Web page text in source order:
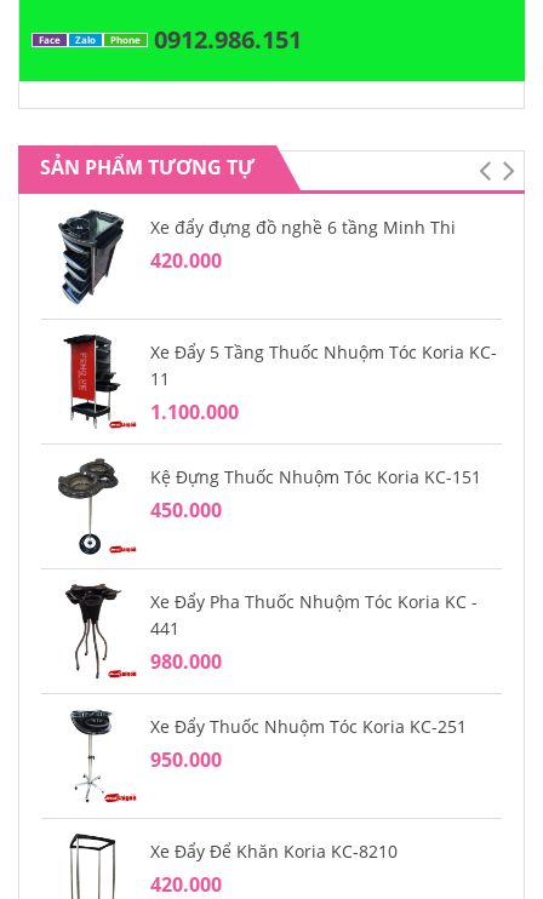
Face Zalo Phone 0912.986.151
SẢN PHẨM TƯƠNG TỰ
Xe đẩy đựng đồ nghề 6 tầng Minh Thi
420.000
Xe Đẩy 5 Tầng Thuốc Nhuộm Tóc Koria KC-
11
1.100.000
Kệ Đựng Thuốc Nhuộm Tóc Koria KC-151
450.000
Xe Đẩy Pha Thuốc Nhuộm Tóc Koria KC -
441
980.000
Xe Đẩy Thuốc Nhuộm Tóc Koria KC-251
950.000
Xe Đẩy Để Khăn Koria KC-8210
420.000